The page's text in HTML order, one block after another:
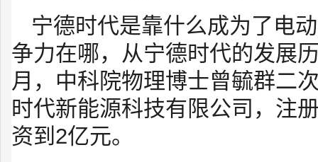
宁德时代是靠什么成为了电
争力在哪，从宁德时代的发展
月，中科院物理博士曾毓群二
时代新能源科技有限公司，注
资到2亿元。